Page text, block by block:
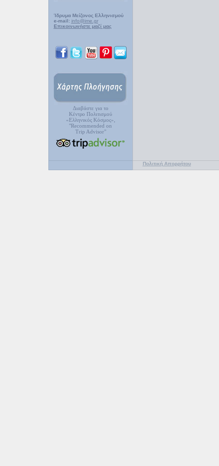
Ίδρυμα Μείζονος Ελληνισμού
e-mail: info@ime.gr
Επικοινωνήστε μαζί μας
Διαβάστε για το
Κέντρο Πολιτισμού
«Ελληνικός Κόσμος»,
"Recommended on
Trip Advisor"
Πολιτική Απορρήτου